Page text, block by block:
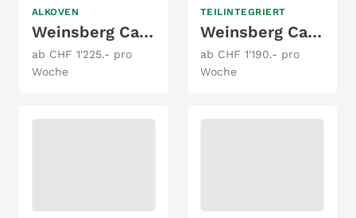
ALKOVEN
Weinsberg Cara Home 650 DKG
ab CHF 1'225.- pro
Woche
TEILINTEGRIERT
Weinsberg Cara Compact 600 MEG
ab CHF 1'190.- pro
Woche